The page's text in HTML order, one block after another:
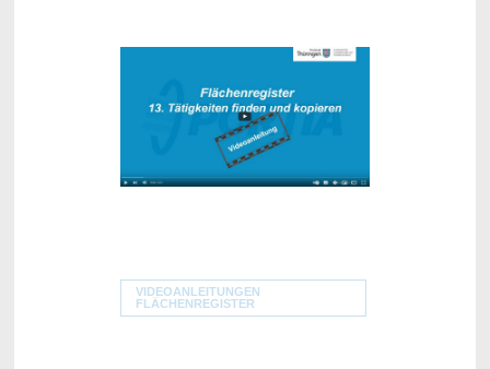
VIDEOANLEITUNGEN
FLÄCHENREGISTER